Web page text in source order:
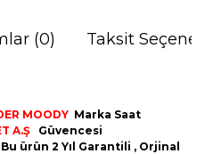
(0) Taksit
MOODY Marka Saat
A.Ş Güvencesi
ürün 2 Yıl Garantili , Orjinal